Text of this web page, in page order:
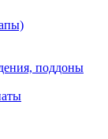
поддоны